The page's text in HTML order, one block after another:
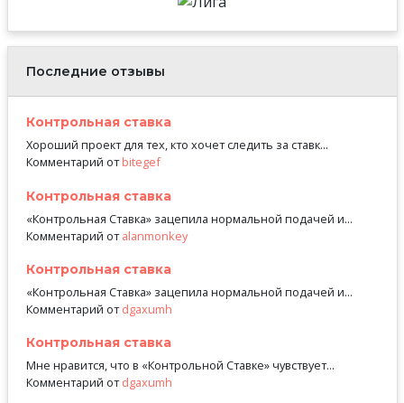
Последние отзывы
Контрольная ставка
Хороший проект для тех, кто хочет следить за ставк...
Комментарий отbitegef
Контрольная ставка
«Контрольная Ставка» зацепила нормальной подачей и...
Комментарий отalanmonkey
Контрольная ставка
«Контрольная Ставка» зацепила нормальной подачей и...
Комментарий отdgaxumh
Контрольная ставка
Мне нравится, что в «Контрольной Ставке» чувствует...
Комментарий отdgaxumh